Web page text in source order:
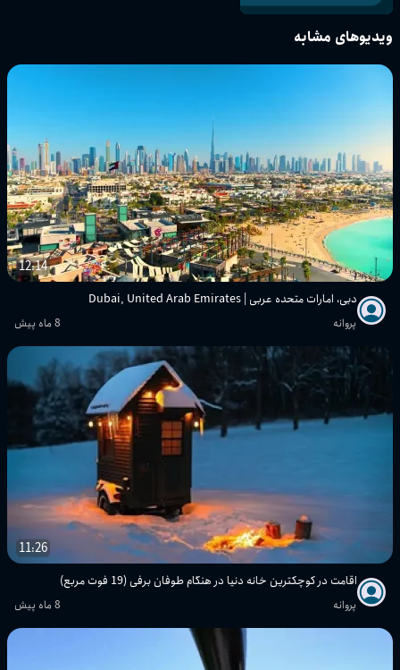
ویدیوهای مشابه
12:14
دبی، امارات متحده عربی | Dubai, United Arab Emirates
پروانه 8 ماه پیش
11:26
اقامت در کوچکترین خانه دنیا در هنگام طوفان برفی (19 فوت مربع)
پروانه 8 ماه پیش